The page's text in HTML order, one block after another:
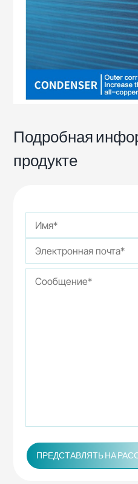
Подробная
продукте
ПРЕДСТАВЛЯТЬ НА